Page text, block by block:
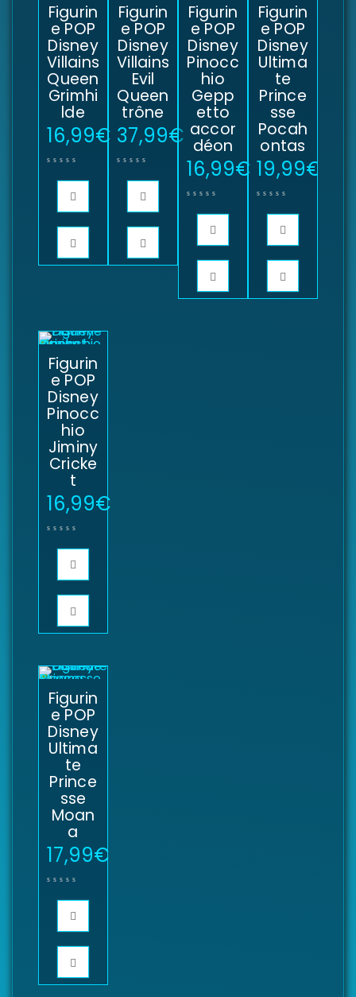
Figurin
e POP
Disney
Villains
Queen
Grimhi
lde
16,99€
Figurin
e POP
Disney
Villains
Evil
Queen
trône
37,99€
Figurin
e POP
Disney
Pinocc
hio
Gepp
etto
accor
déon
16,99€
Figurin
e POP
Disney
Ultima
te
Prince
sse
Pocah
ontas
19,99€
Figurin
e POP
Disney
Pinocc
hio
Jiminy
Cricke
t
16,99€
Figurin
e POP
Disney
Ultima
te
Prince
sse
Moan
a
17,99€